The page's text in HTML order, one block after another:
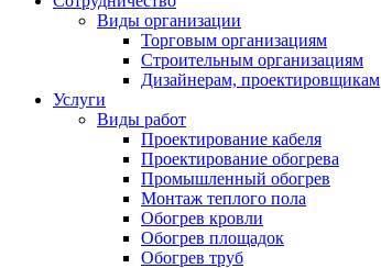
Виды организации
Торговым организациям
Строительным организациям
Дизайнерам, проектировщикам
Услуги
Виды работ
Проектирование кабеля
Проектирование обогрева
Промышленный обогрев
Монтаж теплого пола
Обогрев кровли
Обогрев площадок
Обогрев труб